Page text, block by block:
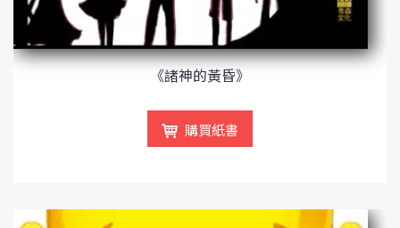
《諸神的黃昏》
購買紙書